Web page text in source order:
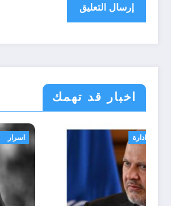
اخبار قد تهمك
الحدث